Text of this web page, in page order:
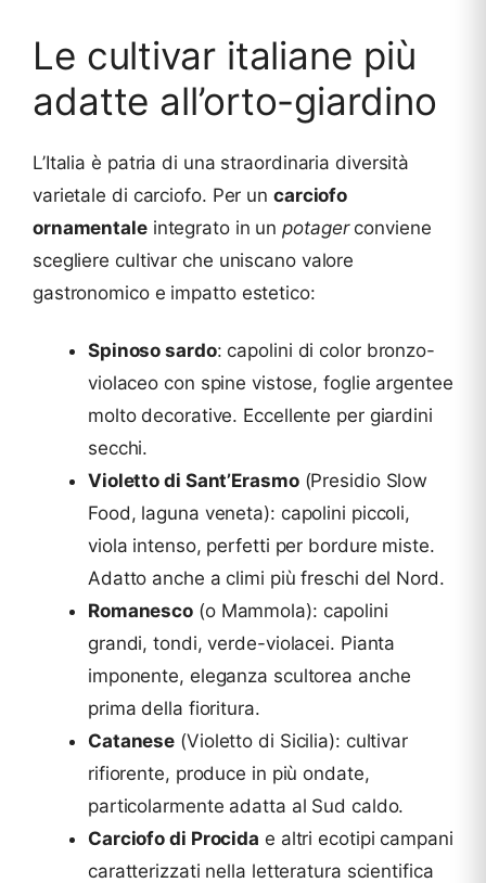
Le cultivar italiane più
adatte all’orto-giardino
L’Italia è patria di una straordinaria diversità
varietale di carciofo. Per un carciofo
ornamentaleintegrato in unpotagerconviene
scegliere cultivar che uniscano valore
gastronomico e impatto estetico:
Spinoso sardo: capolini di color bronzo-
violaceo con spine vistose, foglie argentee
molto decorative. Eccellente per giardini
secchi.
Violetto di Sant’Erasmo(Presidio Slow
Food, laguna veneta): capolini piccoli,
viola intenso, perfetti per bordure miste.
Adatto anche a climi più freschi del Nord.
Romanesco (o Mammola): capolini
grandi, tondi, verde-violacei. Pianta
imponente, eleganza scultorea anche
prima della fioritura.
Catanese (Violetto di Sicilia): cultivar
rifiorente, produce in più ondate,
particolarmente adatta al Sud caldo.
Carciofo di Procida e altri ecotipi campani
caratterizzati nella letteratura scientifica